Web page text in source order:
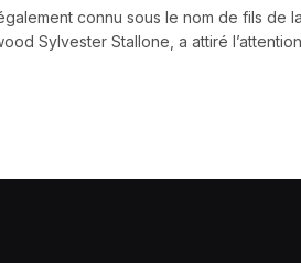
connu sous le nom de fils de
Sylvester Stallone, a attiré l’attention